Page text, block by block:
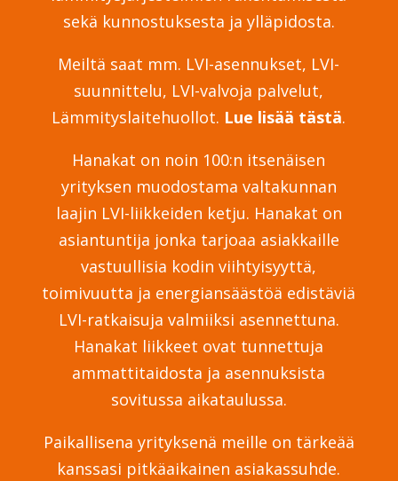
sekä kunnostuksesta ja ylläpidosta.
Meiltä saat mm. LVI-asennukset, LVI-
suunnittelu, LVI-valvoja palvelut,
Lämmityslaitehuollot. Lue lisää tästä.
Hanakat on noin 100:n itsenäisen
yrityksen muodostama valtakunnan
laajin LVI-liikkeiden ketju. Hanakat on
asiantuntija jonka tarjoaa asiakkaille
vastuullisia kodin viihtyisyyttä,
toimivuutta ja energiansäästöä edistäviä
LVI-ratkaisuja valmiiksi asennettuna.
Hanakat liikkeet ovat tunnettuja
ammattitaidosta ja asennuksista
sovitussa aikataulussa.
Paikallisena yrityksenä meille on tärkeää
kanssasi pitkäaikainen asiakassuhde.